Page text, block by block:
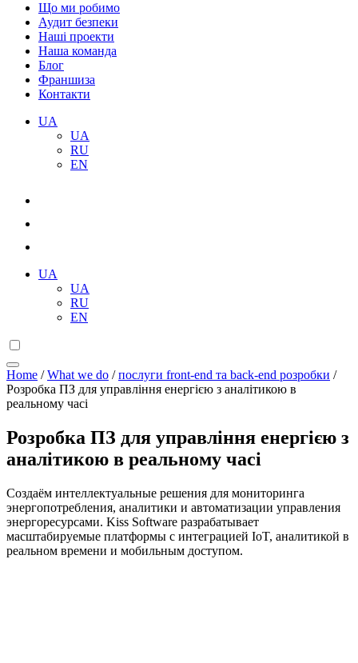
Що ми робимо
Аудит безпеки
Наші проекти
Наша команда
Блог
Франшиза
Контакти
UA
UA
RU
EN
UA
UA
RU
EN
Home /What we do /послуги front-end та back-end розробки /
Розробка ПЗ для управління енергією з аналітикою в
реальному часі
Розробка ПЗ для управління енергією з
аналітикою в реальному часі
Создаём интеллектуальные решения для мониторинга
энергопотребления, аналитики и автоматизации управления
энергоресурсами. Kiss Software разрабатывает
масштабируемые платформы с интеграцией IoT, аналитикой в
реальном времени и мобильным доступом.